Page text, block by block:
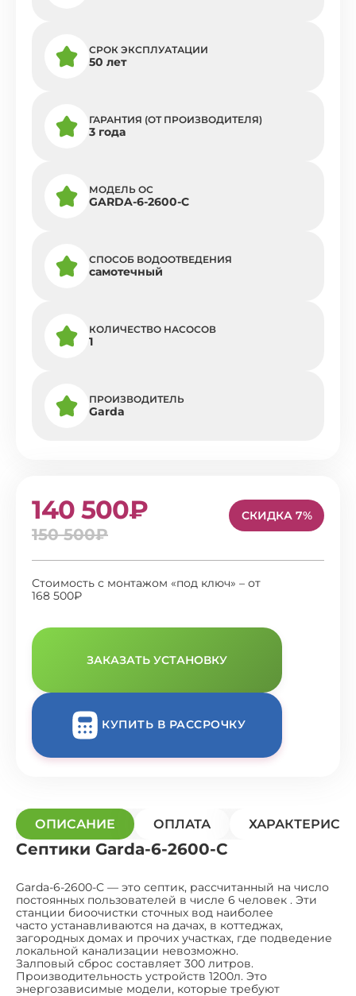
СРОК ЭКСПЛУАТАЦИИ
50 лет
ГАРАНТИЯ (ОТ ПРОИЗВОДИТЕЛЯ)
3 года
МОДЕЛЬ ОС
GARDA-6-2600-C
СПОСОБ ВОДООТВЕДЕНИЯ
самотечный
КОЛИЧЕСТВО НАСОСОВ
1
ПРОИЗВОДИТЕЛЬ
Garda
140 500₽
150 500₽
СКИДКА 7%
Стоимость с монтажом «под ключ» – от
168 500₽
ЗАКАЗАТЬ УСТАНОВКУ
КУПИТЬ В РАССРОЧКУ
ОПИСАНИЕ ОПЛАТА
Септики Garda-6-2600-C
Garda-6-2600-C — это септик, рассчитанный на число
постоянных пользователей в числе 6 человек . Эти
станции биоочистки сточных вод наиболее
часто устанавливаются на дачах, в коттеджах,
загородных домах и прочих участках, где подведение
локальной канализации невозможно.
Залповый сброс составляет 300 литров.
Производительность устройств 1200л. Это
энергозависимые модели, которые требуют